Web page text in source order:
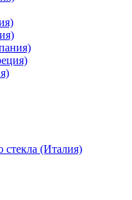
стекла (Италия)